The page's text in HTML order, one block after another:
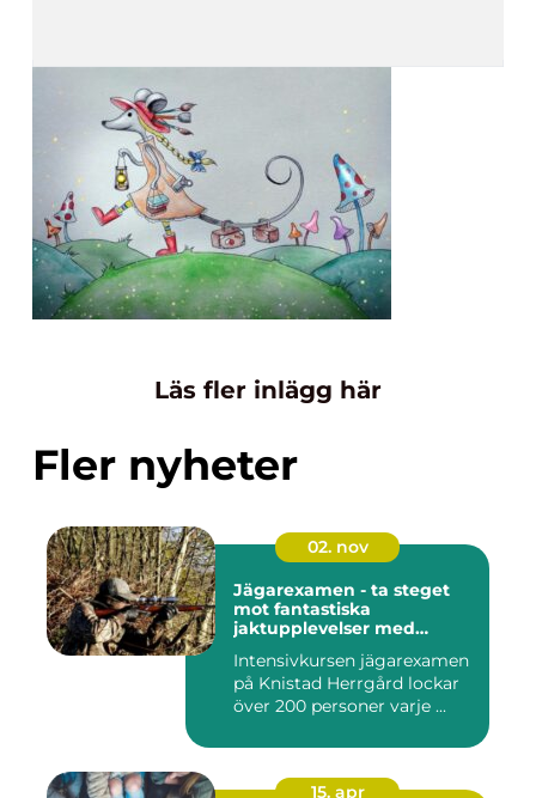
Läs fler inlägg här
Fler nyheter
02. nov
Jägarexamen - ta steget
mot fantastiska
jaktupplevelser med
Intensivkursen jägarexamen
på Knistad Herrgård lockar
över 200 personer varje ...
15. apr